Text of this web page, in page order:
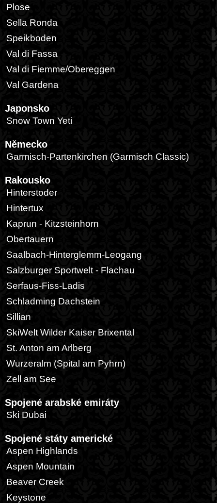
Plose
Sella Ronda
Speikboden
Val di Fassa
Val di Fiemme/Obereggen
Val Gardena
Japonsko
Snow Town Yeti
Německo
Garmisch-Partenkirchen (Garmisch Classic)
Rakousko
Hinterstoder
Hintertux
Kaprun - Kitzsteinhorn
Obertauern
Saalbach-Hinterglemm-Leogang
Salzburger Sportwelt - Flachau
Serfaus-Fiss-Ladis
Schladming Dachstein
Sillian
SkiWelt Wilder Kaiser Brixental
St. Anton am Arlberg
Wurzeralm (Spital am Pyhrn)
Zell am See
Spojené arabské emiráty
Ski Dubai
Spojené státy americké
Aspen Highlands
Aspen Mountain
Beaver Creek
Keystone